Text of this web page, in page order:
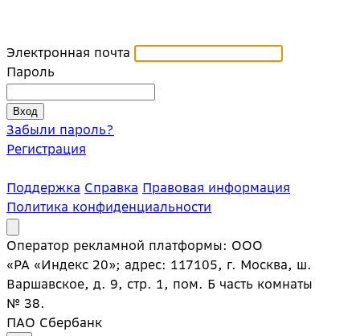
Электронная почта
Пароль
Забыли пароль?
Регистрация
Поддержка Справка Правовая информация
Политика конфиденциальности
Оператор рекламной платформы: ООО
«РА «Индекс 20»; адрес: 117105, г. Москва, ш.
Варшавское, д. 9, стр. 1, пом. Б часть комнаты
№ 38.
ПАО Сбербанк